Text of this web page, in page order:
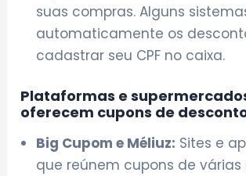
suas compras. Alguns
automaticamente os
cadastrar seu CPF no caixa.
Plataformas e
oferecem cupons de
Big Cupom e Méliuz: Sites e
que reúnem cupons de várias